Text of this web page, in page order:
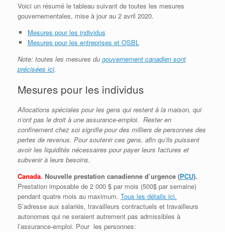
Voici un résumé le tableau suivant de toutes les mesures
gouvernementales, mise à jour au 2 avril 2020.
Mesures pour les individus
Mesures pour les entreprises et OSBL
Note: toutes les mesures du gouvernement canadien sont
précisées ici.
Mesures pour les individus
Allocations spéciales pour les gens qui restent à la maison, qui
n’ont pas le droit à une assurance-emploi. Rester en
confinement chez soi signifie pour des milliers de personnes des
pertes de revenus. Pour soutenir ces gens, afin qu’ils puissent
avoir les liquidités nécessaires pour payer leurs factures et
subvenir à leurs besoins.
Canada. Nouvelle prestation canadienne d’urgence (PCU).
Prestation imposable de 2 000 $ par mois (500$ par semaine)
pendant quatre mois au maximum. Tous les détails ici.
S’adresse aux salariés, travailleurs contractuels et travailleurs
autonomes qui ne seraient autrement pas admissibles à
l’assurance-emploi. Pour les personnes: